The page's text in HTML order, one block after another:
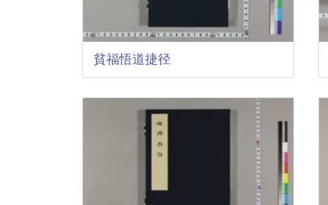
貧福悟道捷径